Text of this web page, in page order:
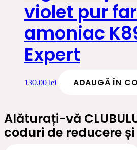
violet pur
amoniac
Expert
130.00 lei ADAUGĂ ÎN
Alăturați-vă
coduri de reducere